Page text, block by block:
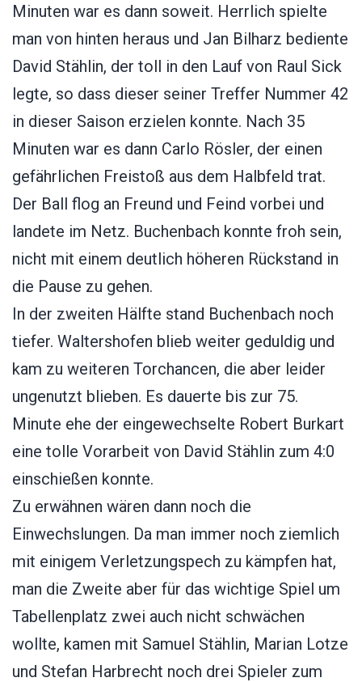
Minuten war es dann soweit. Herrlich spielte
man von hinten heraus und Jan Bilharz bediente
David Stählin, der toll in den Lauf von Raul Sick
legte, so dass dieser seiner Treffer Nummer 42
in dieser Saison erzielen konnte. Nach 35
Minuten war es dann Carlo Rösler, der einen
gefährlichen Freistoß aus dem Halbfeld trat.
Der Ball flog an Freund und Feind vorbei und
landete im Netz. Buchenbach konnte froh sein,
nicht mit einem deutlich höheren Rückstand in
die Pause zu gehen.
In der zweiten Hälfte stand Buchenbach noch
tiefer. Waltershofen blieb weiter geduldig und
kam zu weiteren Torchancen, die aber leider
ungenutzt blieben. Es dauerte bis zur 75.
Minute ehe der eingewechselte Robert Burkart
eine tolle Vorarbeit von David Stählin zum 4:0
einschießen konnte.
Zu erwähnen wären dann noch die
Einwechslungen. Da man immer noch ziemlich
mit einigem Verletzungspech zu kämpfen hat,
man die Zweite aber für das wichtige Spiel um
Tabellenplatz zwei auch nicht schwächen
wollte, kamen mit Samuel Stählin, Marian Lotze
und Stefan Harbrecht noch drei Spieler zum